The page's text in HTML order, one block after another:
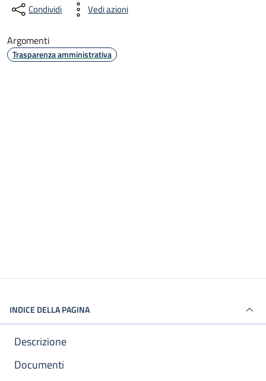
Condividi Vedi azioni
Argomenti
Trasparenza amministrativa
INDICE DELLA PAGINA
Descrizione
Documenti